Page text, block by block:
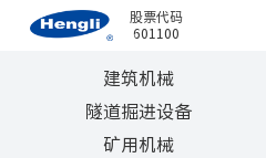
股票代码
601100
建筑机械
隧道掘进设备
矿用机械